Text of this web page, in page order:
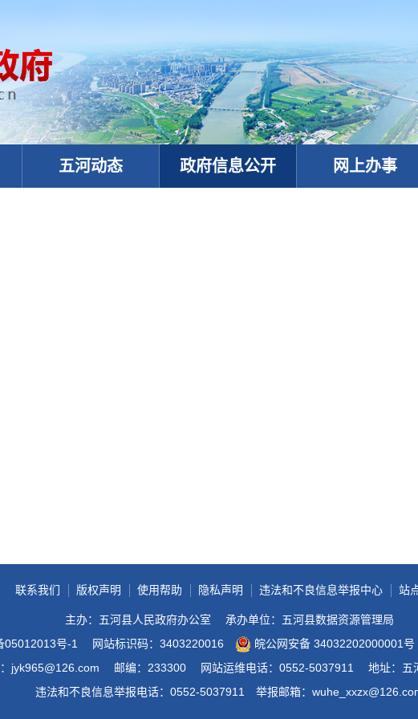
五河动态 政府信息公开 网上办事
联系我们 版权声明 使用帮助 隐私声明 违法和不良信息举报中心 站
主办：五河县人民政府办公室
承办单位：五河县数据资源管理局
05012013号-1
网站标识码：3403220016 皖公网安备 34032202000001号
jyk965@126.com
邮编：233300 网站运维电话：0552-5037911
地址：五
违法和不良信息举报电话：0552-5037911
举报邮箱：